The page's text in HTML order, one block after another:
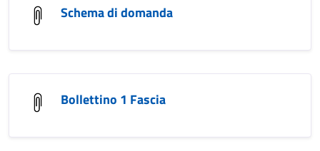
Schema di domanda
Bollettino 1 Fascia